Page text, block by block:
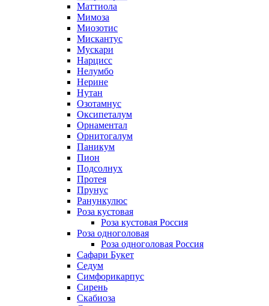
Маттиола
Мимоза
Миозотис
Мискантус
Мускари
Нарцисс
Нелумбо
Нерине
Нутан
Озотамнус
Оксипеталум
Орнаментал
Орнитогалум
Паникум
Пион
Подсолнух
Протея
Прунус
Ранункулюс
Роза кустовая
Роза кустовая Россия
Роза одноголовая
Роза одноголовая Россия
Сафари Букет
Седум
Симфорикарпус
Сирень
Скабиоза